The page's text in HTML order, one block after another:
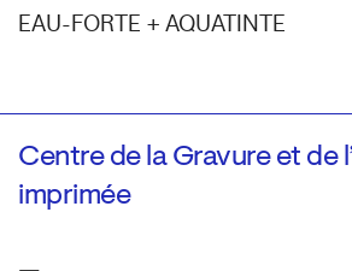
EAU-FORTE + AQUATINTE
Centre de la Gravure et de
imprimée